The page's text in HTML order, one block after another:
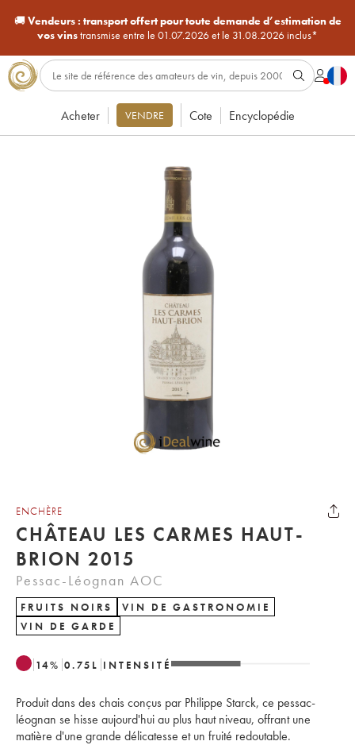
🚚Vendeurs : transport offert pour toute demande d’estimation de
vos vinstransmise entre le 01.07.2026 et le 31.08.2026 inclus*
Acheter VENDRE Cote Encyclopédie
ENCHÈRE
CHÂTEAU LES CARMES HAUT-
BRION 2015
Pessac-Léognan AOC
FRUITS NOIRS
VIN DE GASTRONOMIE
VIN DE GARDE
14% 0.75 L INTENSITÉ
Produit dans des chais conçus par Philippe Starck, ce pessac-
léognan se hisse aujourd'hui au plus haut niveau, offrant une
matière d'une grande délicatesse et un fruité redoutable.